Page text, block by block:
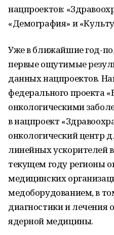
нацпроектов:
«Демография» и
Уже в ближайшие год-
первые ощутимые
данных нацпроектов.
федерального проекта
онкологическими
в нацпроект
онкологический центр
линейных ускорителей
текущем году регионы
медицинских
медоборудованием, в
диагностики и лечения
ядерной медицины.